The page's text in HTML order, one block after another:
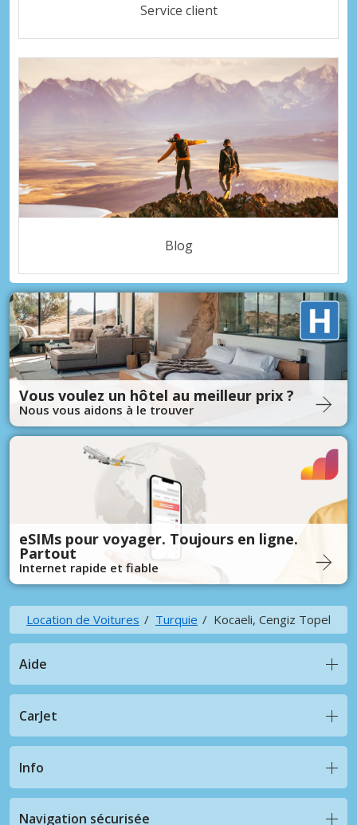
Service client
Blog
Vous voulez un hôtel au meilleur prix ?
Nous vous aidons à le trouver
eSIMs pour voyager. Toujours en ligne.
Partout
Internet rapide et fiable
Location de Voitures Turquie Kocaeli, Cengiz Topel
Aide
CarJet
Info
Navigation sécurisée